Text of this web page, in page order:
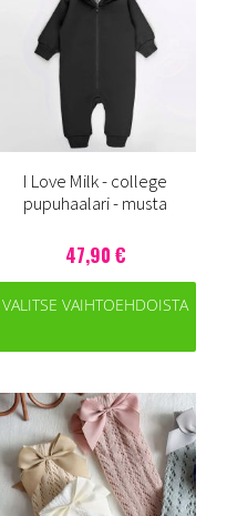
I Love Milk - college
pupuhaalari - musta
47,90 €
VALITSE VAIHTOEHDOISTA